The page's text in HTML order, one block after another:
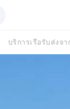
บริการเรือรับส่งจ